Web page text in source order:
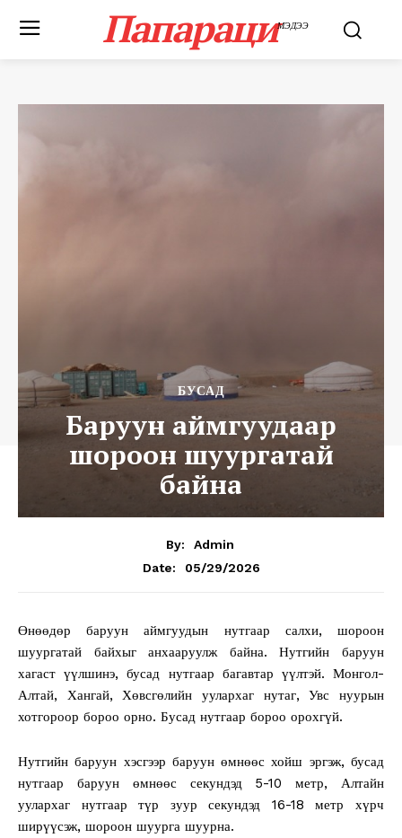
ПапарациМЭДЭЭ
БУСАД
Баруун аймгуудаар
шороон шуургатай
байна
By:
Admin
Date:
05/29/2026
Өнөөдөр баруун аймгуудын нутгаар салхи, шороон
шуургатай байхыг анхааруулж байна. Нутгийн баруун
хагаст үүлшинэ, бусад нутгаар багавтар үүлтэй. Монгол-
Алтай, Хангай, Хөвсгөлийн уулархаг нутаг, Увс нуурын
хотгороор бороо орно. Бусад нутгаар бороо орохгүй.
Нутгийн баруун хэсгээр баруун өмнөөс хойш эргэж, бусад
нутгаар баруун өмнөөс секундэд 5-10 метр, Алтайн
уулархаг нутгаар түр зуур секундэд 16-18 метр хүрч
ширүүсэж, шороон шуурга шуурна.